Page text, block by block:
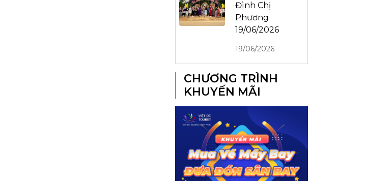
Đình Chị
Phương
19/06/2026
19/06/2026
CHƯƠNG TRÌNH
KHUYẾN MÃI